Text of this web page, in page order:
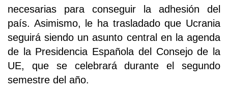
necesarias para conseguir la adhesión del
país. Asimismo, le ha trasladado que Ucrania
seguirá siendo un asunto central en la agenda
de la Presidencia Española del Consejo de la
UE, que se celebrará durante el segundo
semestre del año.